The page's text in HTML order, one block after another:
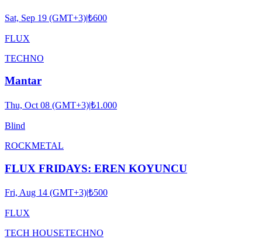
Sat, Sep 19 (GMT+3)|₺600
FLUX
TECHNO
Mantar
Thu, Oct 08 (GMT+3)|₺1.000
Blind
ROCKMETAL
FLUX FRIDAYS: EREN KOYUNCU
Fri, Aug 14 (GMT+3)|₺500
FLUX
TECH HOUSETECHNO